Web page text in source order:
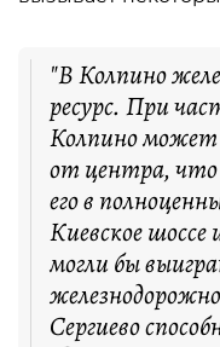
"В Колпино
ресурс. При
Колпино
от центра,
его в
Киевское
могли бы
Сергиево